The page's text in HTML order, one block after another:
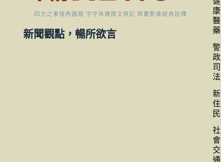
新聞觀點，暢所欲言
康
醫
藥
警
政
司
法
新
住
民
社
會
交
通